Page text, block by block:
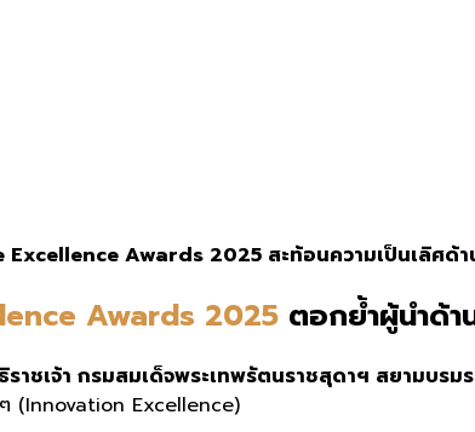
Awards 2025 สะท้อนความเป็นเลิศด้
Awards 2025 ตอกย้ำผู้นำด้
าชเจ้า กรมสมเด็จพระเทพรัตนราชสุดาฯ สยามบรม
ๆ (Innovation Excellence)